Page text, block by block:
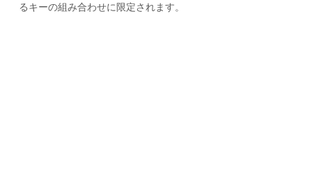
るキーの組み合わせに限定されます。